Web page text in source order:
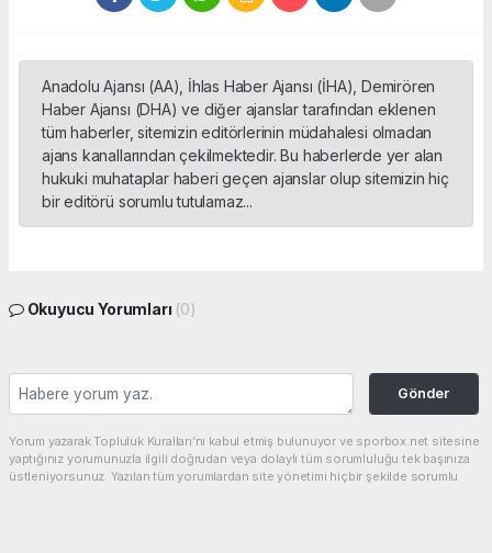
Anadolu Ajansı (AA), İhlas Haber Ajansı (İHA), Demirören
Haber Ajansı (DHA) ve diğer ajanslar tarafından eklenen
tüm haberler, sitemizin editörlerinin müdahalesi olmadan
ajans kanallarından çekilmektedir. Bu haberlerde yer alan
hukuki muhataplar haberi geçen ajanslar olup sitemizin hiç
bir editörü sorumlu tutulamaz...
Okuyucu Yorumları (0)
Gönder
Yorum yazarak Topluluk Kuralları’nı kabul etmiş bulunuyor ve sporbox.net sitesine
yaptığınız yorumunuzla ilgili doğrudan veya dolaylı tüm sorumluluğu tek başınıza
üstleniyorsunuz. Yazılan tüm yorumlardan site yönetimi hiçbir şekilde sorumlu